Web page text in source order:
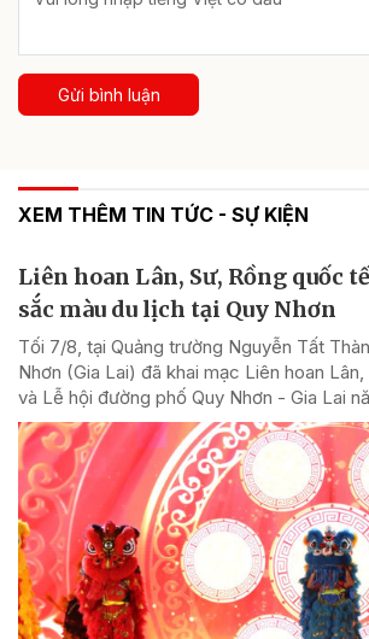
Gửi bình luận
XEM THÊM TIN TỨC - SỰ KIỆN
Liên hoan Lân, Sư, Rồng quốc
sắc màu du lịch tại Quy Nhơn
Tối 7/8, tại Quảng trường Nguyễn Tất
Nhơn (Gia Lai) đã khai mạc Liên hoan
và Lễ hội đường phố Quy Nhơn - Gia Lai